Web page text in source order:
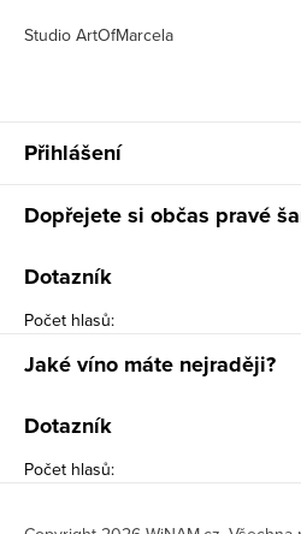
Studio ArtOfMarcela
Přihlášení
Dopřejete si občas pravé
Dotazník
Počet hlasů:
Jaké víno máte nejraději?
Dotazník
Počet hlasů: